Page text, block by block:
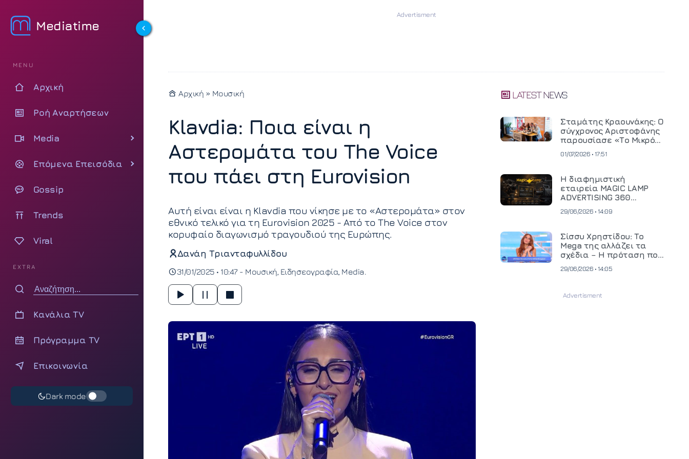
Mediatime
MENU
Αρχική
Ροή Αναρτήσεων
Media
Επόμενα Επεισόδια
Gossip
Trends
Viral
EXTRA
Κανάλια TV
Πρόγραμμα TV
Επικοινωνία
Dark mode
Αρχική » Μουσική
Klavdia: Ποια είναι η
Αστερομάτα του The Voice
που πάει στη Eurovision
Αυτή είναι είναι η Klavdia που νίκησε με το «Αστερομάτα» στον
εθνικό τελικό για τη Eurovision 2025 - Από το The Voice στον
κορυφαίο διαγωνισμό τραγουδιού της Ευρώπης.
Δανάη Τριανταφυλλίδου
31/01/2025 • 10:47 - Μουσική Ειδησεογραφία Media
LATEST NEWS
Σταμάτης Κραουνάκης: Ο
σύγχρονος Αριστοφάνης
παρουσίασε «Το Μικρό
01/07/2026 • 17:51
Η διαφημιστική
εταιρεία MAGIC LAMP
ADVERTISING 360
κινηματογραφική
και ανεβάζει τον πήχη
στην παραγωγή
οπτικοακουστικού
περιεχομένου
29/06/2026 • 14:09
Σίσσυ Χρηστίδου: Το
Mega της αλλάζει τα
σχέδια – Η πρόταση που
29/06/2026 • 14:05